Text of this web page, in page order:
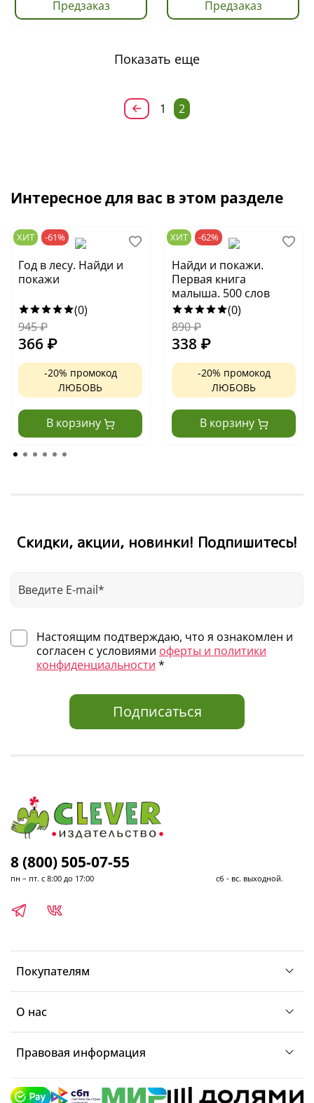
Предзаказ
Предзаказ
Показать еще
1 2
Интересное для вас в этом разделе
ХИТ -61%
Год в лесу. Найди и
покажи
(0)
945₽
366 ₽
-20% промокод
ЛЮБОВЬ
В корзину
ХИТ -62%
Найди и покажи.
Первая книга
малыша. 500 слов
(0)
890₽
338 ₽
-20% промокод
ЛЮБОВЬ
В корзину
Скидки, акции, новинки! Подпишитесь!
Настоящим подтверждаю, что я ознакомлен и
согласен с условиями оферты и политики
конфиденциальности *
Подписаться
Покупателям
О нас
Правовая информация
8 (800) 505-07-55
пн – пт. с 8:00 до 17:00 сб - вс. выходной.